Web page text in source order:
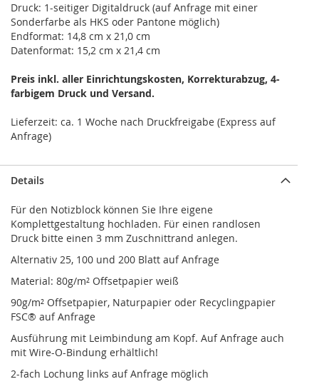
Druck: 1-seitiger Digitaldruck (auf Anfrage mit einer
Sonderfarbe als HKS oder Pantone möglich)
Endformat: 14,8 cm x 21,0 cm
Datenformat: 15,2 cm x 21,4 cm
Preis inkl. aller Einrichtungskosten, Korrekturabzug, 4-
farbigem Druck und Versand.
Lieferzeit: ca. 1 Woche nach Druckfreigabe (Express auf
Anfrage)
Details
Für den Notizblock können Sie Ihre eigene
Komplettgestaltung hochladen. Für einen randlosen
Druck bitte einen 3 mm Zuschnittrand anlegen.
Alternativ 25, 100 und 200 Blatt auf Anfrage
Material: 80g/m² Offsetpapier weiß
90g/m² Offsetpapier, Naturpapier oder Recyclingpapier
FSC® auf Anfrage
Ausführung mit Leimbindung am Kopf. Auf Anfrage auch
mit Wire-O-Bindung erhältlich!
2-fach Lochung links auf Anfrage möglich